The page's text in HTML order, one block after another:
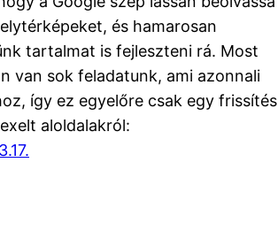
és hamarosan
tartalmat is fejleszteni rá. Most
van sok feladatunk, ami azonnali
így ez egyelőre csak egy frissítés
aloldalakról: